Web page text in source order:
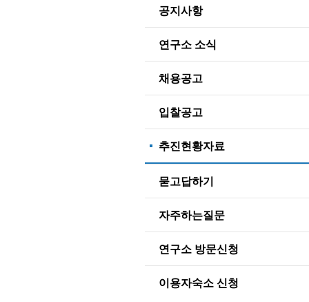
공지사항
연구소 소식
채용공고
입찰공고
추진현황자료
묻고답하기
자주하는질문
연구소 방문신청
이용자숙소 신청